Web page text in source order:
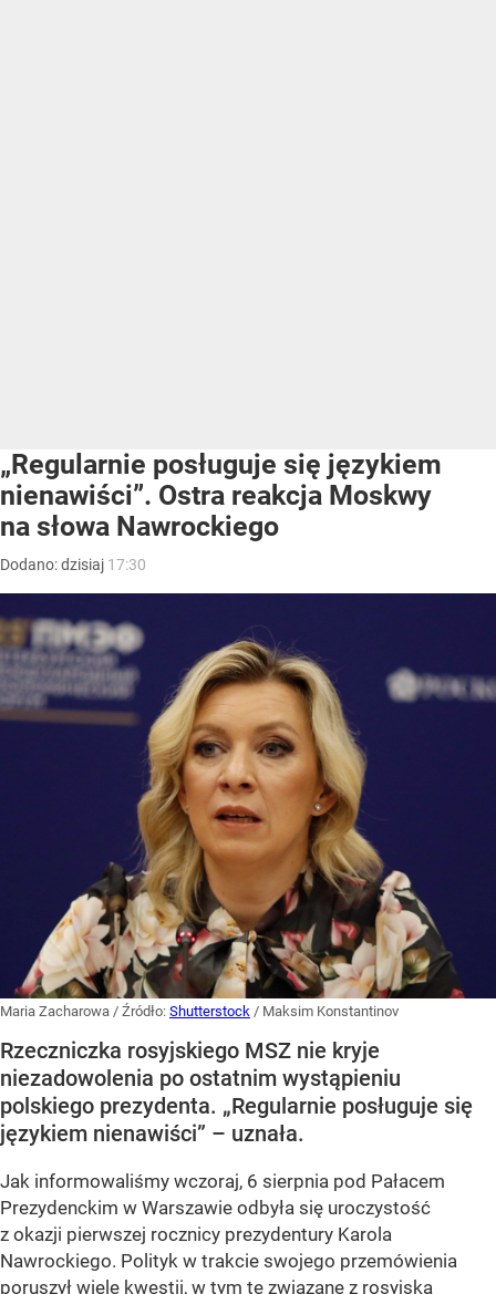
„Regularnie posługuje się językiem
nienawiści”. Ostra reakcja Moskwy
na słowa Nawrockiego
Dodano:dzisiaj 17:30
Maria Zacharowa / Źródło: Shutterstock / Maksim Konstantinov
Rzeczniczka rosyjskiego MSZ nie kryje
niezadowolenia po ostatnim wystąpieniu
polskiego prezydenta. „Regularnie posługuje się
językiem nienawiści” – uznała.
Jak informowaliśmy wczoraj, 6 sierpnia pod Pałacem
Prezydenckim w Warszawie odbyła się uroczystość
z okazji pierwszej rocznicy prezydentury Karola
Nawrockiego. Polityk w trakcie swojego przemówienia
poruszył wiele kwestii, w tym te związane z rosyjską